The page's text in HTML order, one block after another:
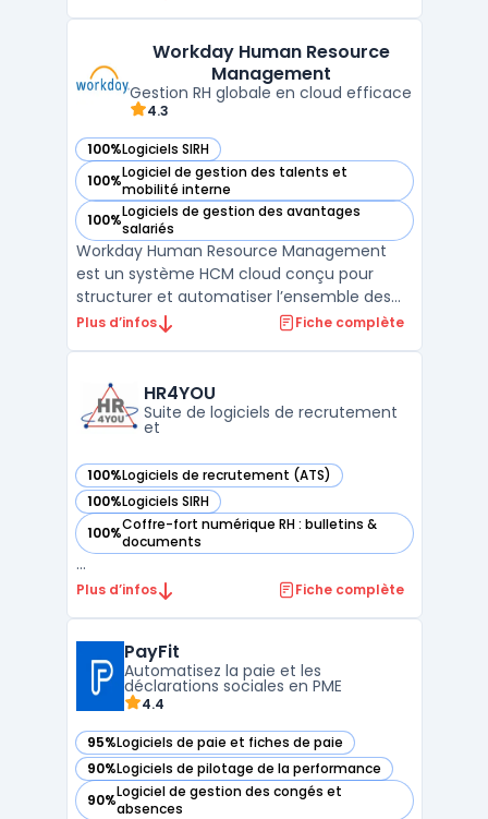
collaborateurs, du recrutement au suivi des
performanc ...
Workday Human Resource
Management
Gestion RH globale en cloud efficace
4.3
100%Logiciels SIRH
— voir Workday Human Resource Management dans cette
100%Logiciel de gestion des talents et
mobilité interne
— voir Workday Human Resource Management dans cette
100%Logiciels de gestion des avantages
salariés
— voir Workday Human Resource Management dans cette
Workday Human Resource Management
est un système HCM cloud conçu pour
structurer et automatiser l’ensemble des
processus RH au sein des entreprises de
internationales. La solution offre une vue
centralisée et en temps réel sur l ...
Plus d’infos Fiche complète
HR4YOU
Suite de logiciels de recrutement
et
100%Logiciels de recrutement (ATS)
— voir HR4YOU dans cette catégorie
100%Logiciels SIRH
— voir HR4YOU dans cette catégorie
100%Coffre-fort numérique RH : bulletins &
documents
— voir HR4YOU dans cette catégorie
...
Plus d’infos Fiche complète
PayFit
Automatisez la paie et les
déclarations sociales en PME
4.4
95%Logiciels de paie et fiches de paie
— voir PayFit dans cette catégorie
90%Logiciels de pilotage de la performance
— voir PayFit dans cette catégorie
90%Logiciel de gestion des congés et
absences
— voir PayFit dans cette catégorie